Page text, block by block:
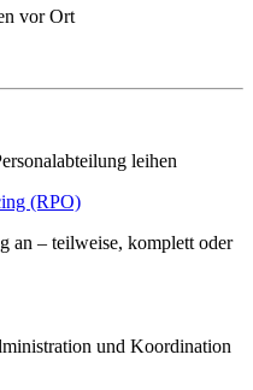
vor Ort
leihen
(RPO)
an – teilweise, komplett oder
und Koordination